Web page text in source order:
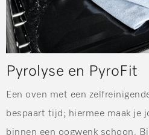
Pyrolyse en PyroFit
Een oven met een
bespaart tijd; hiermee maak je
binnen een oogwenk schoon.